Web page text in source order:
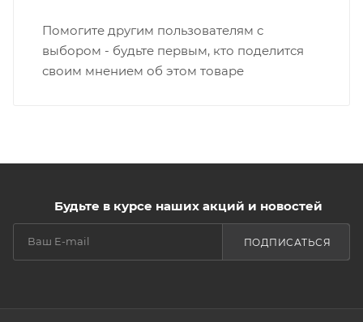
Помогите другим пользователям с
выбором - будьте первым, кто поделится
своим мнением об этом товаре
Будьте в курсе наших акций и новостей
ПОДПИСАТЬСЯ